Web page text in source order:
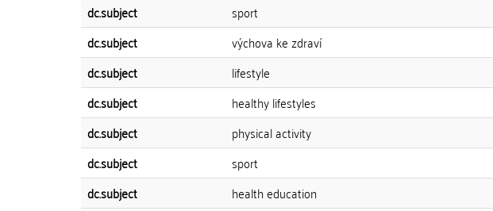
dc.subject
sport
dc.subject
výchova ke zdraví
dc.subject
lifestyle
dc.subject
healthy lifestyles
dc.subject
physical activity
dc.subject
sport
dc.subject
health education